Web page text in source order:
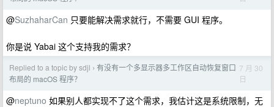
@SuzhaharCan 只要能解决需求就行，不需要 GUI 程序。
你是说 Yabai 这个支持我的需求？
Replied to a topic by sdjl › 有没有一个多显示器多工作区自动恢复窗口
布局的 macOS 程序？
7 月 30
日
@neptuno 如果别人都实现不了这个需求，我估计这是系统限制，无